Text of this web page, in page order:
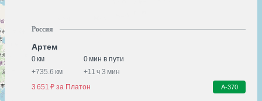
Россия
Артем
0 км
0 мин в пути
+735.6 км +11 ч 3 мин
3 651 ₽ за Платон
А-370